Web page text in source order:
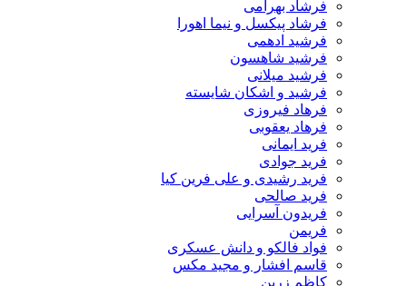
فرشاد بهرامی
فرشاد پیکسل و نیما اهورا
فرشید ادهمی
فرشید شاهسون
فرشید میلانی
فرشید و اشکان شایسته
فرهاد فیروزی
فرهاد یعقوبی
فرید ایمانی
فرید جوادی
فرید رشیدی و علی فرین کیا
فرید صالحی
فریدون آسرایی
فریمن
فواد فالکو و دانش عسکری
قاسم افشار و مجید مکس
کاظم زرین